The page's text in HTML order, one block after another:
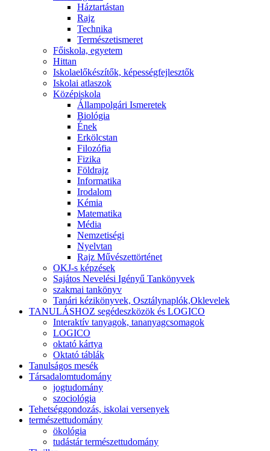
Háztartástan
Rajz
Technika
Természetismeret
Főiskola, egyetem
Hittan
Iskolaelőkészítők, képességfejlesztők
Iskolai atlaszok
Középiskola
Állampolgári Ismeretek
Biológia
Ének
Erkölcstan
Filozófia
Fizika
Földrajz
Informatika
Irodalom
Kémia
Matematika
Média
Nemzetiségi
Nyelvtan
Rajz Művészettörténet
OKJ-s képzések
Sajátos Nevelési Igényű Tankönyvek
szakmai tankönyv
Tanári kézikönyvek, Osztálynaplók,Oklevelek
TANULÁSHOZ segédeszközök és LOGICO
Interaktív tanyagok, tananyagcsomagok
LOGICO
oktató kártya
Oktató táblák
Tanulságos mesék
Társadalomtudomány
jogtudomány
szociológia
Tehetséggondozás, iskolai versenyek
természettudomány
ökológia
tudástár természettudomány